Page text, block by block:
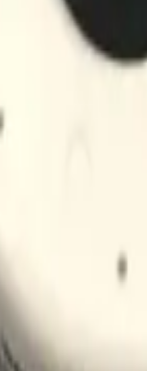
(Single Harness)
acondicionados LG HVAC
bomba de calor y aire
LSN090HYV y otras
comunicación eléctrica segura y
o modificaciones complejas.